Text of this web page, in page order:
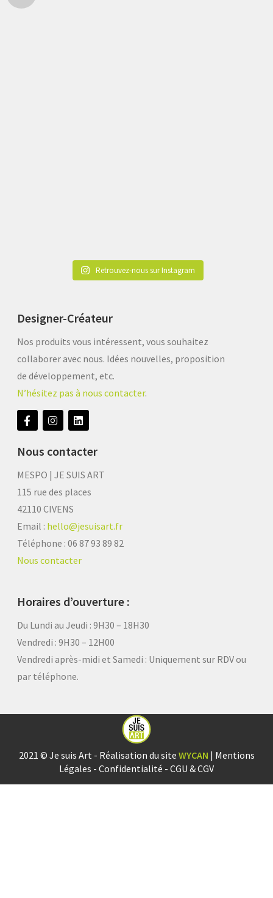
Retrouvez-nous sur Instagram
Designer-Créateur
Nos produits vous intéressent, vous souhaitez
collaborer avec nous. Idées nouvelles, proposition
de développement, etc.
N’hésitez pas à nous contacter.
Nous contacter
MESPO | JE SUIS ART
115 rue des places
42110 CIVENS
Email : hello@jesuisart.fr
Téléphone : 06 87 93 89 82
Nous contacter
Horaires d’ouverture :
Du Lundi au Jeudi : 9H30 – 18H30
Vendredi : 9H30 – 12H00
Vendredi après-midi et Samedi : Uniquement sur RDV ou
par téléphone.
2021 © Je suis Art - Réalisation du site WYCAN | Mentions
Légales - Confidentialité - CGU & CGV